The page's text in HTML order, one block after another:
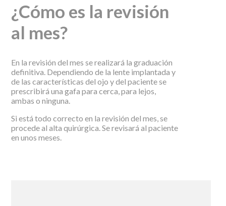
¿Cómo es la revisión
al mes?
En la revisión del mes se realizará la graduación
definitiva. Dependiendo de la lente implantada y
de las características del ojo y del paciente se
prescribirá una gafa para cerca, para lejos,
ambas o ninguna.
Si está todo correcto en la revisión del mes, se
procede al alta quirúrgica. Se revisará al paciente
en unos meses.